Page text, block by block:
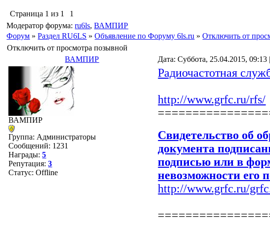
Страница 1 из 1
1
Модератор форума:ru6ls,ВАМПИР
Форум » Раздел RU6LS » Объявление по Форуму 6ls.ru » Отключить от
Отключить от просмотра позывной
ВАМПИР
Дата: Суббота, 25.04.2015,
ВАМПИР
Группа: Администраторы
Сообщений: 1231
Награды:5
Репутация:3
Статус:Offline
Радиочастотная
http://www.grfc.ru/rfs/
Свидетельство об
документа
подписью или в
невозможности его
http://www.grfc.ru/